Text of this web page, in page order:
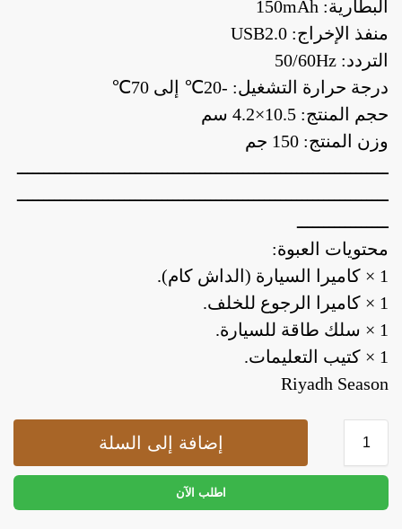
البطارية: 150mAh
منفذ الإخراج: USB2.0
التردد: 50/60Hz
درجة حرارة التشغيل: -20℃ إلى 70℃
حجم المنتج: 10.5×4.2 سم
وزن المنتج: 150 جم
ـــــــــــــــــــــــــــــــــــــــــــــــــــــــــــــــــــــ
ـــــــــــــــــــــــــــــــــــــــــــــــــــــــــــــــــــــ
ـــــــــــــــــ
محتويات العبوة:
1 × كاميرا السيارة (الداش كام).
1 × كاميرا الرجوع للخلف.
1 × سلك طاقة للسيارة.
1 × كتيب التعليمات.
Riyadh Season
إضافة إلى السلة
اطلب الآن